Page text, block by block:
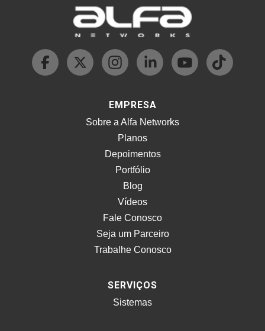
EMPRESA
Sobre a Alfa Networks
Planos
Depoimentos
Portfólio
Blog
Vídeos
Fale Conosco
Seja um Parceiro
Trabalhe Conosco
SERVIÇOS
Sistemas